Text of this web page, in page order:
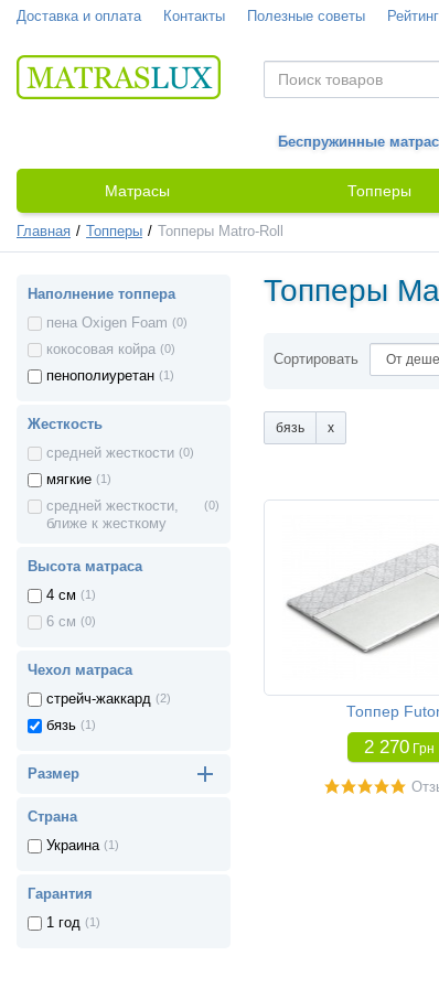
Доставка и оплата Контакты Полезные советы
Беспружинные
Матрасы Топперы
Главная Топперы Топперы Matro-Roll
Наполнение топпера
пена Oxigen Foam (0)
кокосовая койра (0)
пенополиуретан (1)
Жесткость
средней жесткости (0)
мягкие (1)
средней жесткости,
ближе к жесткому
(0)
Высота матраса
4 см (1)
6 см (0)
Чехол матраса
стрейч-жаккард (2)
бязь (1)
Размер
Страна
Украина (1)
Гарантия
1 год (1)
Топперы
Сортировать
бязь
Топпер
2 270 Грн